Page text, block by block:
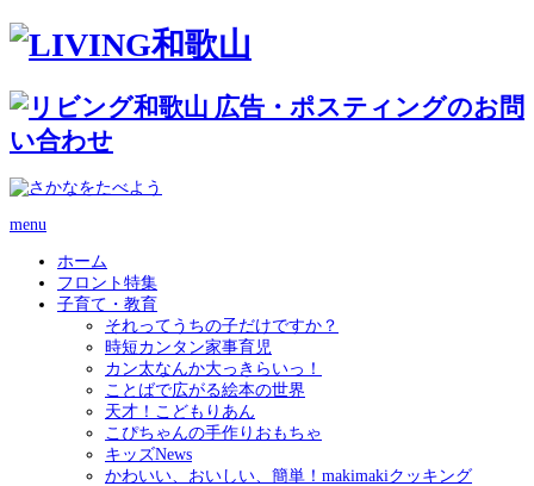
menu
ホーム
フロント特集
子育て・教育
それってうちの子だけですか？
時短カンタン家事育児
カン太なんか大っきらいっ！
ことばで広がる絵本の世界
天才！こどもりあん
こぴちゃんの手作りおもちゃ
キッズNews
かわいい、おいしい、簡単！makimakiクッキング